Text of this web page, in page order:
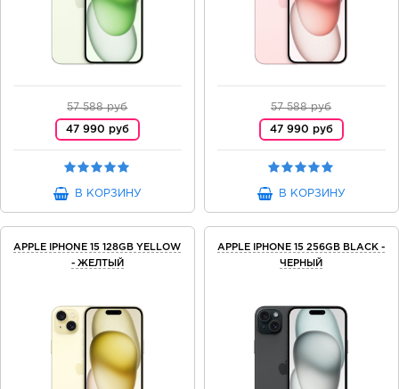
57 588 руб
47 990 руб
В КОРЗИНУ
57 588 руб
47 990 руб
В КОРЗИНУ
APPLE IPHONE 15 128GB YELLOW
- ЖЕЛТЫЙ
APPLE IPHONE 15 256GB BLACK -
ЧЕРНЫЙ